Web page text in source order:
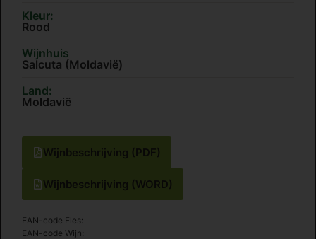
Kleur:
Rood
Wijnhuis
Salcuta (Moldavië)
Land:
Moldavië
Wijnbeschrijving (PDF)
Wijnbeschrijving (WORD)
EAN-code Fles:
EAN-code Wijn: